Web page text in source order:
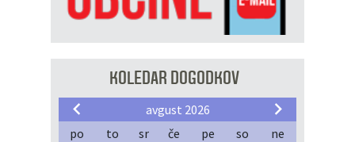
KOLEDAR DOGODKOV
avgust 2026
po
to sr če pe so ne